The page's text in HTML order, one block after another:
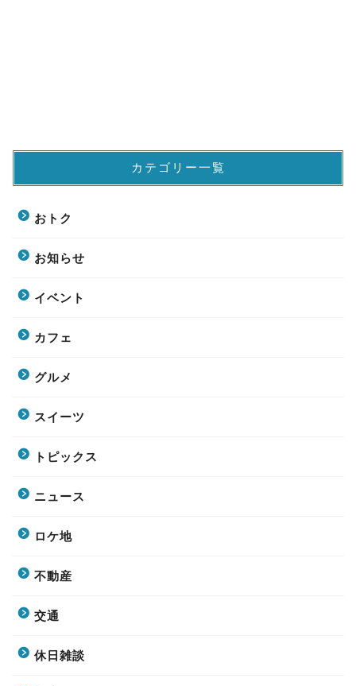
カテゴリー一覧
おトク
お知らせ
イベント
カフェ
グルメ
スイーツ
トピックス
ニュース
ロケ地
不動産
交通
休日雑談